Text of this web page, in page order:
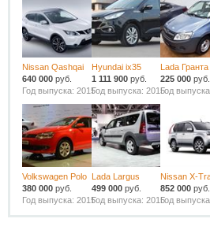
Nissan Qashqai
640 000 руб.
Год выпуска: 2015
Hyundai ix35
1 111 900руб.
Год выпуска: 2015
Lada Гранта
225 000 руб.
Год
Volkswagen Polo
380 000 руб.
Год выпуска: 2015
Lada Largus
499 000руб.
Год выпуска: 2015
Nissan X-
852 000 руб.
Год